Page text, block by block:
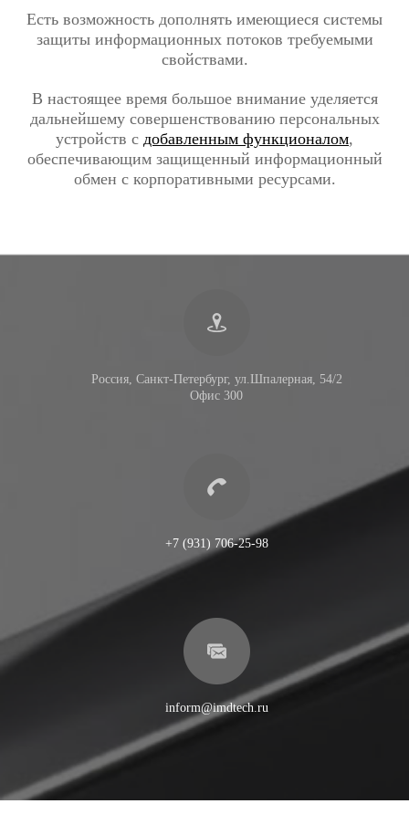
Есть возможность дополнять имеющиеся системы
защиты информационных потоков требуемыми
свойствами.
В настоящее время большое внимание уделяется
дальнейшему совершенствованию персональных
устройств с добавленным функционалом,
обеспечивающим защищенный информационный
обмен с корпоративными ресурсами.
Россия, Санкт-Петербург, ул.Шпалерная, 54/2
Офис 300
+7 (931) 706-25-98
inform@imdtech.ru